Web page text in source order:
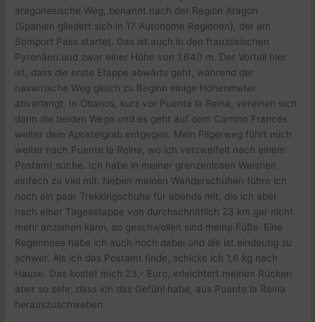
aragonesische Weg, benannt nach der Region Aragon
(Spanien gliedert sich in 17 Autonome Regionen), der am
Somport Pass startet. Das ist auch in den französischen
Pyrenäen und zwar einer Höhe von 1.640 m. Der Vorteil hier
ist, dass die erste Etappe abwärts geht, während der
navarrische Weg gleich zu Beginn einige Höhenmeter
abverlangt. In Obanos, kurz vor Puente la Reina, vereinen sich
dann die beiden Wege und es geht auf dem Camino Francés
weiter dem Apostelgrab entgegen. Mein Pilgerweg führt mich
weiter nach Puente la Reina, wo ich verzweifelt nach einem
Postamt suche. Ich habe in meiner grenzenlosen Weisheit
einfach zu viel mit. Neben meinen Wanderschuhen führe ich
noch ein paar Trekkingschuhe für abends mit, die ich aber
nach einer Tagesetappe von durchschnittlich 23 km gar nicht
mehr anziehen kann, so geschwollen sind meine Füße. Eine
Regenhose habe ich auch noch dabei und die ist eindeutig zu
schwer. Als ich das Postamt finde, schicke ich 1,6 kg nach
Hause. Das kostet mich 23,- Euro, erleichtert meinen Rücken
aber so sehr, dass ich das Gefühl habe, aus Puente la Reina
herauszuschweben.